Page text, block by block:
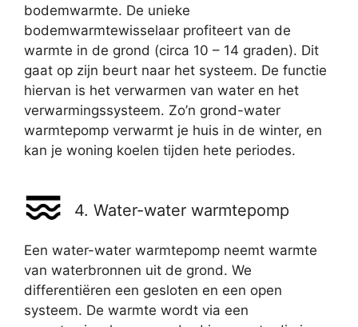
bodemwarmte. De unieke
bodemwarmtewisselaar profiteert van de
warmte in de grond (circa 10 – 14 graden). Dit
gaat op zijn beurt naar het systeem. De functie
hiervan is het verwarmen van water en het
verwarmingssysteem. Zo’n grond-water
warmtepomp verwarmt je huis in de winter, en
kan je woning koelen tijden hete periodes.
4. Water-water warmtepomp
Een water-water warmtepomp neemt warmte
van waterbronnen uit de grond. We
differentiëren een gesloten en een open
systeem. De warmte wordt via een